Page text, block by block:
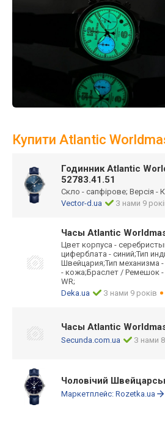
Купити Atlantic
Годинник Atlantic
52783.41.51
Скло - сапфірове; Версія -
Vector-d.ua
З нами 9
Часы Atlantic
Цвет корпуса -
циферблата - синий;Тип
Швейцария;Тип механизма
- кожа;Браслет / Ремешок
WR;
Deka.ua
З нами 9 років
Часы Atlantic
Secunda.com.ua З нами
Чоловічий
Маркетплейс: Rozetka.ua